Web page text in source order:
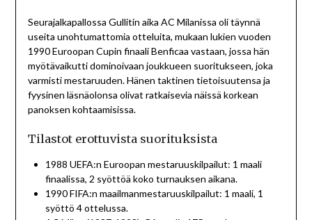
Seurajalkapallossa Gullitin aika AC Milanissa oli täynnä
useita unohtumattomia otteluita, mukaan lukien vuoden
1990 Euroopan Cupin finaali Benficaa vastaan, jossa hän
myötävaikutti dominoivaan joukkueen suoritukseen, joka
varmisti mestaruuden. Hänen taktinen tietoisuutensa ja
fyysinen läsnäolonsa olivat ratkaisevia näissä korkean
panoksen kohtaamisissa.
Tilastot erottuvista suorituksista
1988 UEFA:n Euroopan mestaruuskilpailut: 1 maali
finaalissa, 2 syöttöä koko turnauksen aikana.
1990 FIFA:n maailmanmestaruuskilpailut: 1 maali, 1
syöttö 4 ottelussa.